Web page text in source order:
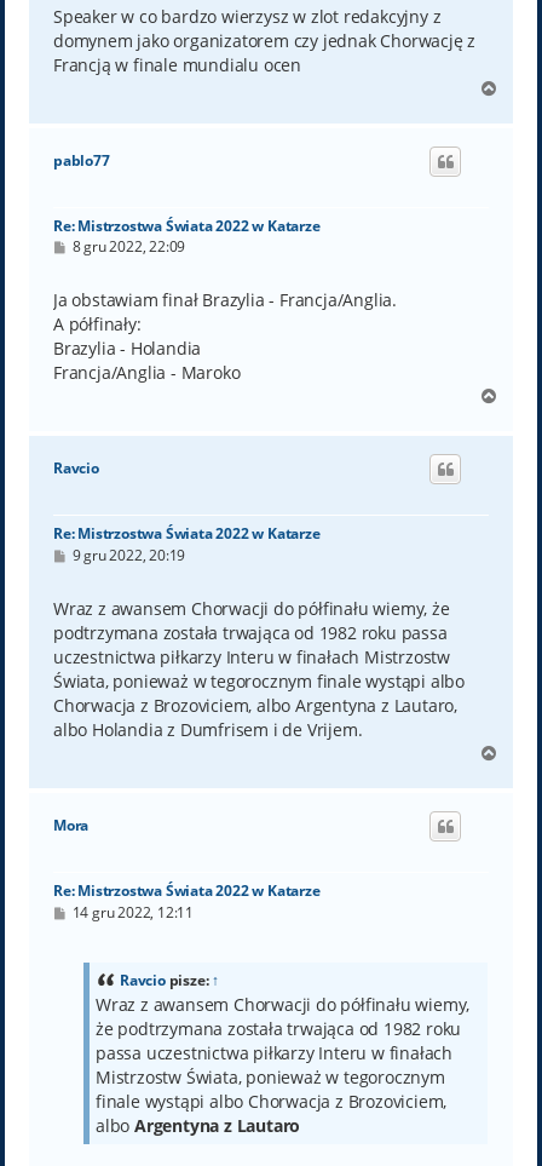
t
Speaker w co bardzo wierzysz w zlot redakcyjny z
domynem jako organizatorem czy jednak Chorwację z
Francją w finale mundialu ocen
g
pablo77
Re: Mistrzostwa Świata 2022 w Katarze
P
t
8 gru 2022, 22:09
Ja obstawiam finał Brazylia - Francja/Anglia.
A półfinały:
Brazylia - Holandia
Francja/Anglia - Maroko
g
Ravcio
Re: Mistrzostwa Świata 2022 w Katarze
P
t
9 gru 2022, 20:19
Wraz z awansem Chorwacji do półfinału wiemy, że
podtrzymana została trwająca od 1982 roku passa
uczestnictwa piłkarzy Interu w finałach Mistrzostw
Świata, ponieważ w tegorocznym finale wystąpi albo
Chorwacja z Brozoviciem, albo Argentyna z Lautaro,
albo Holandia z Dumfrisem i de Vrijem.
g
Mora
Re: Mistrzostwa Świata 2022 w Katarze
P14 gru 2022, 12:11
Ravciopisze:↑
Wraz z awansem Chorwacji do półfinału wiemy,
że podtrzymana została trwająca od 1982 roku
passa uczestnictwa piłkarzy Interu w finałach
Mistrzostw Świata, ponieważ w tegorocznym
finale wystąpi albo Chorwacja z Brozoviciem,
albo Argentyna z Lautaro